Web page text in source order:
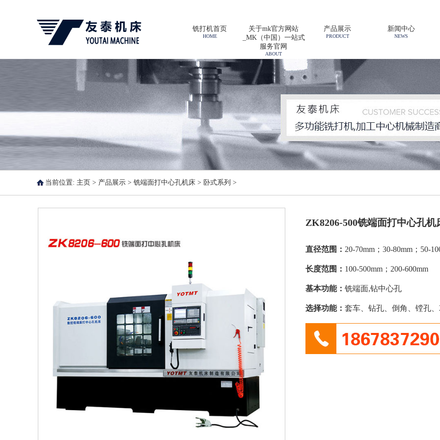
铣打机首页
HOME
关于mk官方网站
_MK（中国）一站式
服务官网
ABOUT
产品展示
PRODUCT
新闻中心
NEWS
当前位置: 主页 > 产品展示 > 铣端面打中心孔机床 > 卧式系列 >
ZK8206-500铣端面打中心孔机
直径范围： 20-70mm；30-80mm；50-
长度范围： 100-500mm；200-600mm
基本功能： 铣端面,钻中心孔
选择功能： 套车、钻孔、倒角、镗孔